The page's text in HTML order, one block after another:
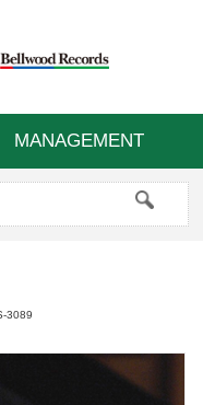
MANAGEMENT
3089